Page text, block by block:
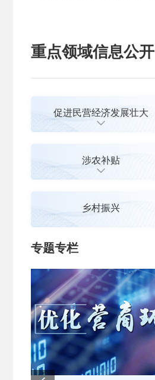
重点领域信息公开
促进民营经济发展壮大
涉农补贴
乡村振兴
专题专栏